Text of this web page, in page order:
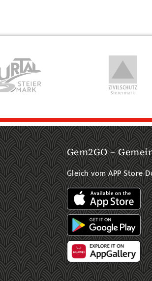
Gem2GO –
Gleich vom APP Store